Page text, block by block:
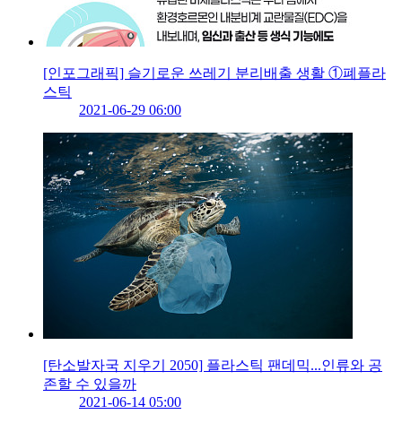
[인포그래픽] 슬기로운 쓰레기 분리배출 생활 ①폐플라
스틱
2021-06-29 06:00
[탄소발자국 지우기 2050] 플라스틱 팬데믹...인류와 공
존할 수 있을까
2021-06-14 05:00